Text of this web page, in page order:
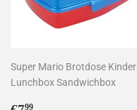
Super Mario Brotdose Kinder
Lunchbox Sandwichbox
99